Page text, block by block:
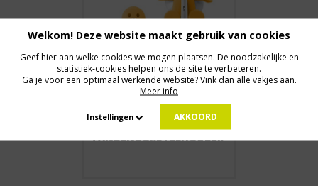
TANDENBORSTELHOUDER
Welkom! Deze website maakt gebruik van cookies
Geef hier aan welke cookies we mogen plaatsen. De noodzakelijke en
statistiek-cookies helpen ons de site te verbeteren.
Ga je voor een optimaal werkende website? Vink dan alle vakjes aan.
Meer info
Instellingen AKKOORD